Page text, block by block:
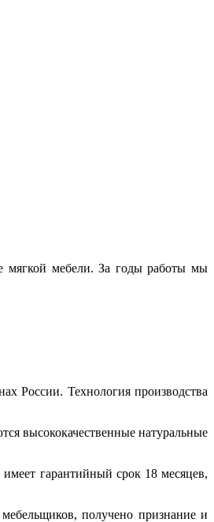
мягкой мебели. За годы работы мы
России. Технология производства
высококачественные натуральные
гарантийный срок 18 месяцев,
получено признание и